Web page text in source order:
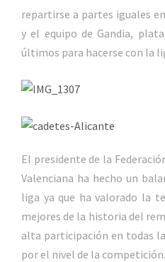
repartirse a partes iguales
y el equipo de Gandia,
últimos para hacerse con la
El presidente de la
Valenciana ha hecho un
liga ya que ha valorado la
mejores de la historia del
alta participación en todas
por el nivel de la competición.